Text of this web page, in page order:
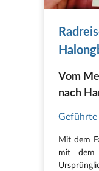
Radreise
Vom
nach
Mit dem
mit dem